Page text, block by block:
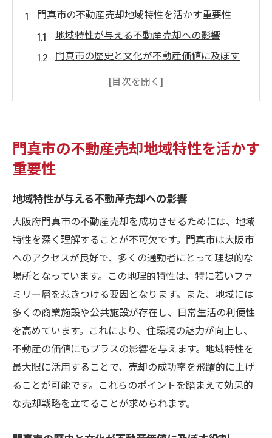
門真市の不動産売却地域特性を活かす重要性
地域特性が与える不動産売却への影響
門真市の歴史と文化が不動産価値に及ぼす
教育環境が不動産売却に与えるメリット
生活環境の魅力を最大限に活用する方法
大阪府門真市の市場動向を分析し売却戦略を立
最近の市場動向と売却チャンスの見極め
季節ごとの売却トレンドを活用した戦略
経済指標と不動産市場の関連性
競合物件の分析から導き出す戦略
価格設定のポイントと交渉術
売却タイミングを見極める方法
プロの視点から見る門真市での不動産価値最大
化の方法
専門家が語る不動産価値の評価ポイント
門真市の不動産売却地域特性を活かす
重要性
地域特性が与える不動産売却への影響
大阪府門真市の不動産売却を成功させるためには、地域
特性を深く理解することが不可欠です。門真市は大阪市
へのアクセスが良好で、多くの通勤者にとって理想的な
場所となっています。この地理的特性は、特に若いファ
ミリー層を惹きつける要因となります。また、地域には
多くの商業施設や公共施設が存在し、日常生活の利便性
を高めています。これにより、住環境の魅力が向上し、
不動産の価値にもプラスの影響を与えます。地域特性を
最大限に活用することで、売却の成功率を飛躍的に上げ
ることが可能です。これらのポイントを踏まえて効果的
な売却戦略を立てることが求められます。